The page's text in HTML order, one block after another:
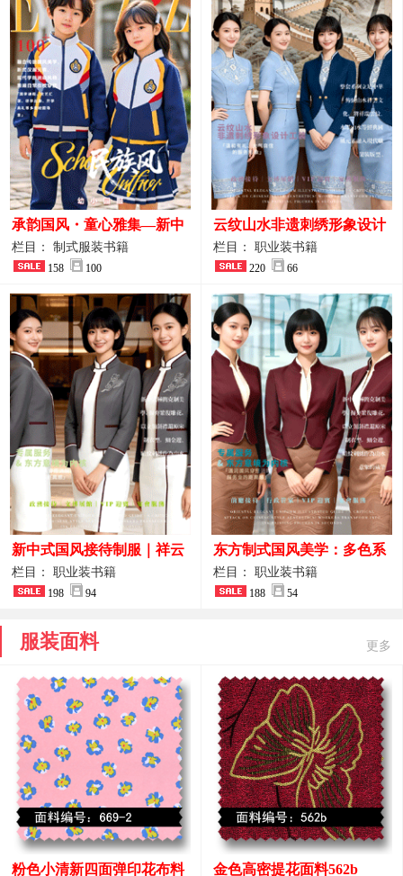
承韵国风・童心雅集—新中
式民族风小学与幼儿园全套
校服定制图鉴
栏目： 制式服装书籍
158 100
云纹山水非遗刺绣形象设计
工装｜会议礼仪接待人员制
服画册
栏目： 职业装书籍
220 66
新中式国风接待制服｜祥云
刺绣打造高端厅堂东方美学
栏目： 职业装书籍
198 94
东方制式国风美学：多色系
新中式前厅管家VIP接待员
工作服合集
栏目： 职业装书籍
188 54
服装面料 更多
粉色小清新四面弹印花布料 金色高密提花面料562b